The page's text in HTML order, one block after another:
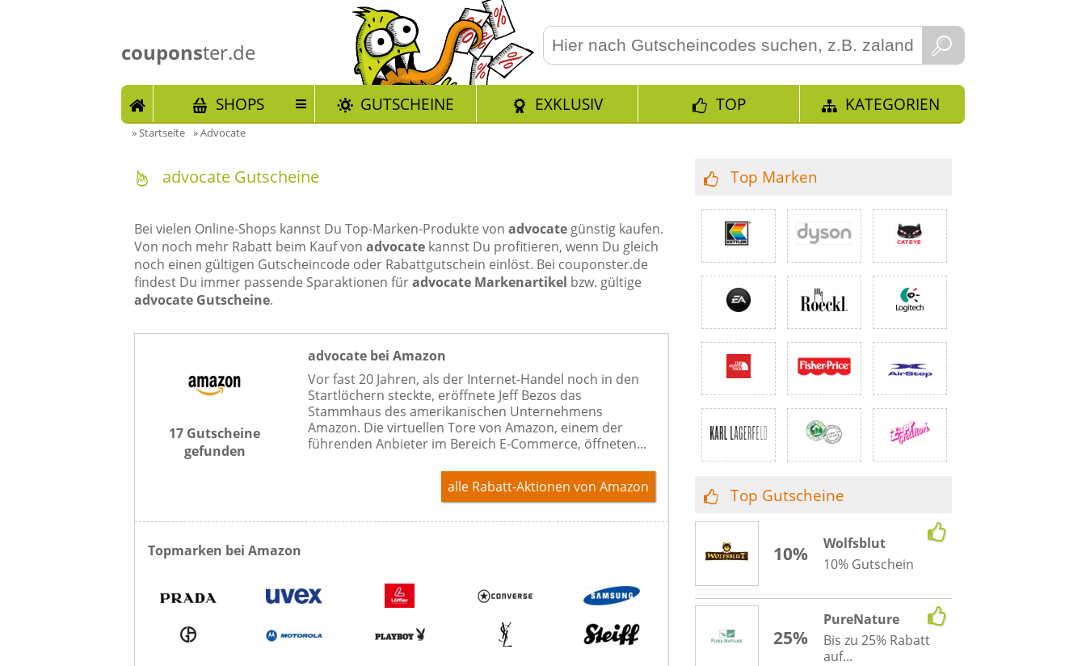
couponster.de
START SHOPS GUTSCHEINE EXKLUSIV TOP KATEGORIEN
»Startseite »Advocate
advocate Gutscheine
Bei vielen Online-Shops kannst Du Top-Marken-Produkte von advocate günstig kaufen.
Von noch mehr Rabatt beim Kauf von advocate kannst Du profitieren, wenn Du gleich
noch einen gültigen Gutscheincode oder Rabattgutschein einlöst. Bei couponster.de
findest Du immer passende Sparaktionen füradvocate Markenartikel bzw. gültige
advocate Gutscheine.
17 Gutscheine
gefunden
advocate bei Amazon
Vor fast 20 Jahren, als der Internet-Handel noch in den
Startlöchern steckte, eröffnete Jeff Bezos das
Stammhaus des amerikanischen Unternehmens
Amazon. Die virtuellen Tore von Amazon, einem der
führenden Anbieter im Bereich E-Commerce, öffneten...
alle Rabatt-Aktionen von Amazon
Topmarken bei Amazon
Top Marken
Top Gutscheine
10%
Wolfsblut
10% Gutschein
25%
PureNature
Bis zu 25% Rabatt
auf...